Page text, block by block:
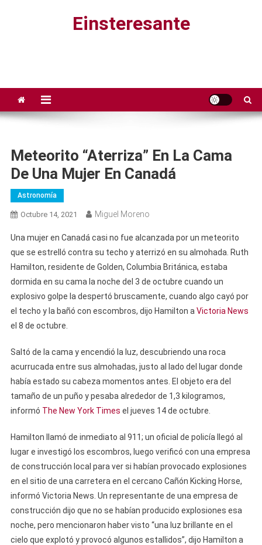
Einsteresante
Meteorito “aterriza” En La Cama
De Una Mujer En Canadá
Astronomía
Octubre 14, 2021 Miguel Moreno
Una mujer en Canadá casi no fue alcanzada por un meteorito
que se estrelló contra su techo y aterrizó en su almohada. Ruth
Hamilton, residente de Golden, Columbia Británica, estaba
dormida en su cama la noche del 3 de octubre cuando un
explosivo golpe la despertó bruscamente, cuando algo cayó por
el techo y la bañó con escombros, dijo Hamilton a Victoria News
el 8 de octubre.
Saltó de la cama y encendió la luz, descubriendo una roca
acurrucada entre sus almohadas, justo al lado del lugar donde
había estado su cabeza momentos antes. El objeto era del
tamaño de un puño y pesaba alrededor de 1,3 kilogramos,
informó The New York Times el jueves 14 de octubre.
Hamilton llamó de inmediato al 911; un oficial de policía llegó al
lugar e investigó los escombros, luego verificó con una empresa
de construcción local para ver si habían provocado explosiones
en el sitio de una carretera en el cercano Cañón Kicking Horse,
informó Victoria News. Un representante de una empresa de
construcción dijo que no se habían producido explosiones esa
noche, pero mencionaron haber visto “una luz brillante en el
cielo que explotó y provocó algunos estallidos”, dijo Hamilton a